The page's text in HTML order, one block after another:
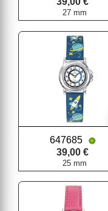
27 mm
647685
39,00 €
25 mm